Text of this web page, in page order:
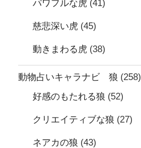
パワフルな虎 (41)
慈悲深い虎 (45)
動きまわる虎 (38)
動物占いキャラナビ 狼 (258)
好感のもたれる狼 (52)
クリエイティブな狼 (27)
ネアカの狼 (43)